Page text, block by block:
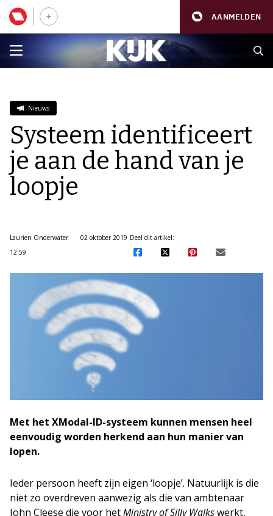
AANMELDEN
Nieuws
Systeem identificeert
je aan de hand van je
loopje
Laurien Onderwater
02 oktober 2019
12:59
Deel dit artikel:
Met het XModal-ID-systeem kunnen mensen heel
eenvoudig worden herkend aan hun manier van
lopen.
Ieder persoon heeft zijn eigen ‘loopje’. Natuurlijk is die
niet zo overdreven aanwezig als die van ambtenaar
John Cleese die voor hetMinistry of Silly Walkswerkt,